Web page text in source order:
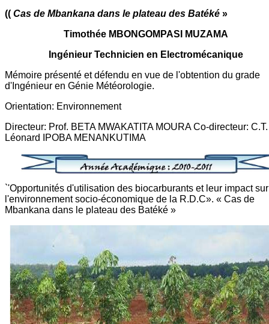
(( Cas de Mbankana dans le plateau des Batéké »
Timothée MBONGOMPASI MUZAMA
Ingénieur Technicien en Electromécanique
Mémoire présenté et défendu en vue de l'obtention du grade
d'Ingénieur en Génie Météorologie.
Orientation: Environnement
Directeur: Prof. BETA MWAKATITA MOURA Co-directeur: C.T.
Léonard IPOBA MENANKUTIMA
`'Opportunités d'utilisation des biocarburants et leur impact sur
l'environnement socio-économique de la R.D.C». « Cas de
Mbankana dans le plateau des Batéké »